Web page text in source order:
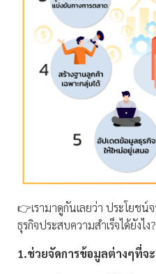
👉เรามาดูกันเลยว่า ประโยชน์
ธุรกิจประสบความสำเร็จได้ยังไง?
1.ช่วยจัดการข้อมูลต่างๆที่จ